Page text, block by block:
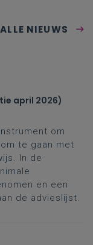
ALLE NIEUWS
april 2026)
om
te gaan met
In de
en een
de advieslijst.